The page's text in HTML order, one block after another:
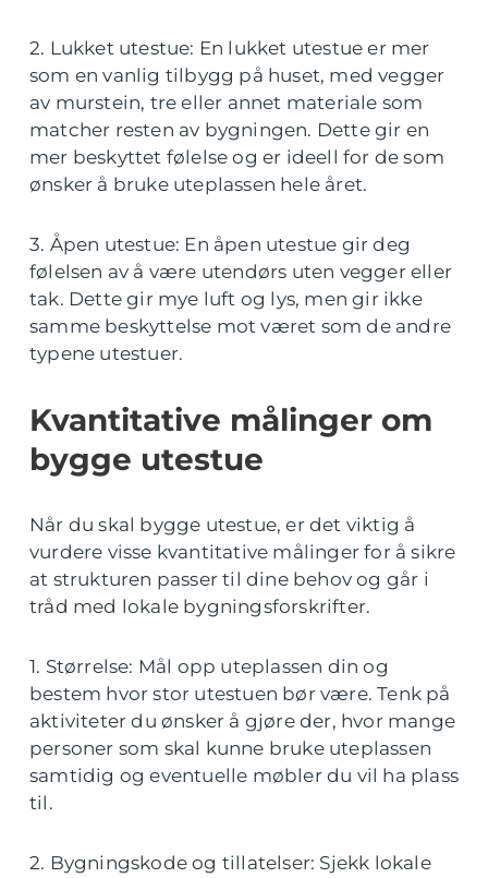
2. Lukket utestue: En lukket utestue er mer
som en vanlig tilbygg på huset, med vegger
av murstein, tre eller annet materiale som
matcher resten av bygningen. Dette gir en
mer beskyttet følelse og er ideell for de som
ønsker å bruke uteplassen hele året.
3. Åpen utestue: En åpen utestue gir deg
følelsen av å være utendørs uten vegger eller
tak. Dette gir mye luft og lys, men gir ikke
samme beskyttelse mot været som de andre
typene utestuer.
Kvantitative målinger om
bygge utestue
Når du skal bygge utestue, er det viktig å
vurdere visse kvantitative målinger for å sikre
at strukturen passer til dine behov og går i
tråd med lokale bygningsforskrifter.
1. Størrelse: Mål opp uteplassen din og
bestem hvor stor utestuen bør være. Tenk på
aktiviteter du ønsker å gjøre der, hvor mange
personer som skal kunne bruke uteplassen
samtidig og eventuelle møbler du vil ha plass
til.
2. Bygningskode og tillatelser: Sjekk lokale